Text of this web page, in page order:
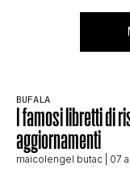
BUFALA
I famosi libretti di
aggiornamenti
maicolengel butac | 07